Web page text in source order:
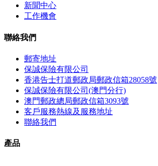
新聞中心
工作機會
聯絡我們
郵寄地址
保誠保險有限公司
香港告士打道郵政局郵政信箱28058號
保誠保險有限公司(澳門分行)
澳門郵政總局郵政信箱3093號
客戶服務熱線及服務地址
聯絡我們
產品